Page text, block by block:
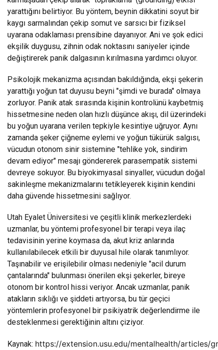
yarattığını belirtiyor. Bu yöntem, beynin dikkatini soyut bir
kaygı sarmalından çekip somut ve sarsıcı bir fiziksel
uyarana odaklaması prensibine dayanıyor. Ani ve şok edici
ekşilik duygusu, zihnin odak noktasını saniyeler içinde
değiştirerek panik dalgasının kırılmasına yardımcı oluyor.
Psikolojik mekanizma açısından bakıldığında, ekşi şekerin
yarattığı yoğun tat duyusu beyni "şimdi ve burada" olmaya
zorluyor. Panik atak sırasında kişinin kontrolünü kaybetmiş
hissetmesine neden olan hızlı düşünce akışı, dil üzerindeki
bu yoğun uyarana verilen tepkiyle kesintiye uğruyor. Aynı
zamanda şeker çiğneme eylemi ve yoğun tükürük salgısı,
vücudun otonom sinir sistemine "tehlike yok, sindirim
devam ediyor" mesajı göndererek parasempatik sistemi
devreye sokuyor. Bu biyokimyasal sinyaller, vücudun doğal
sakinleşme mekanizmalarını tetikleyerek kişinin kendini
daha güvende hissetmesini sağlıyor.
Utah Eyalet Üniversitesi ve çeşitli klinik merkezlerdeki
uzmanlar, bu yöntemi profesyonel bir terapi veya ilaç
tedavisinin yerine koymasa da, akut kriz anlarında
kullanılabilecek etkili bir duyusal hile olarak tanımlıyor.
Taşınabilir ve erişilebilir olması nedeniyle "acil durum
çantalarında" bulunması önerilen ekşi şekerler, bireye
otonom bir kontrol hissi veriyor. Ancak uzmanlar, panik
atakların sıklığı ve şiddeti artıyorsa, bu tür geçici
yöntemlerin profesyonel bir psikiyatrik değerlendirme ile
desteklenmesi gerektiğinin altını çiziyor.
Kaynak: https://extension.usu.edu/mentalhealth/articles/